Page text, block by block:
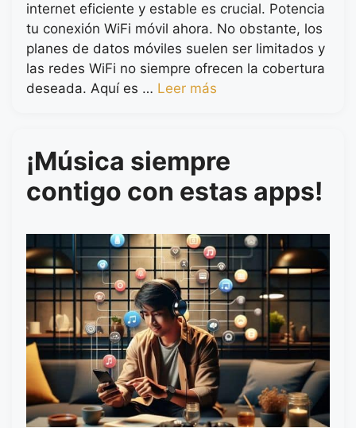
internet eficiente y estable es crucial. Potencia
tu conexión WiFi móvil ahora. No obstante, los
planes de datos móviles suelen ser limitados y
las redes WiFi no siempre ofrecen la cobertura
deseada. Aquí es … Leer más
¡Música siempre
contigo con estas apps!